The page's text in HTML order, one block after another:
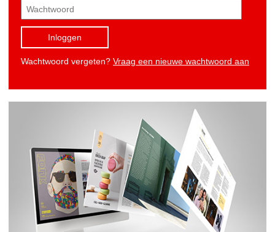
Inloggen
Wachtwoord vergeten? Vraag een nieuwe wachtwoord aan